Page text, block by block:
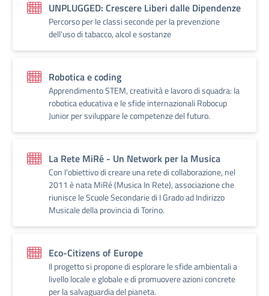
UNPLUGGED: Crescere Liberi dalle Dipendenze
Percorso per le classi seconde per la prevenzione
dell'uso di tabacco, alcol e sostanze
Robotica e coding
Apprendimento STEM, creatività e lavoro di squadra: la
robotica educativa e le sfide internazionali Robocup
Junior per sviluppare le competenze del futuro.
La Rete MiRé - Un Network per la Musica
Con l'obiettivo di creare una rete di collaborazione, nel
2011 è nata MiRé (Musica In Rete), associazione che
riunisce le Scuole Secondarie di I Grado ad Indirizzo
Musicale della provincia di Torino.
Eco-Citizens of Europe
Il progetto si propone di esplorare le sfide ambientali a
livello locale e globale e di promuovere azioni concrete
per la salvaguardia del pianeta.